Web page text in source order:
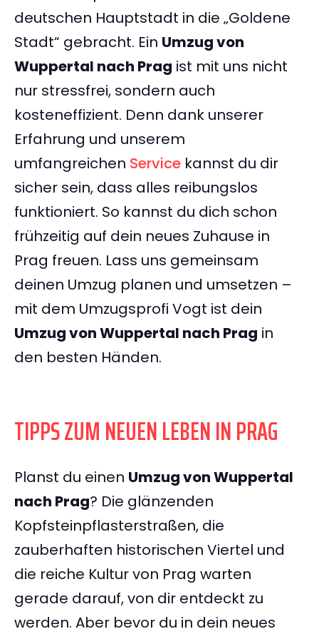
deutschen Hauptstadt in die „Goldene
Stadt“ gebracht. Ein Umzug von
Wuppertal nach Prag ist mit uns nicht
nur stressfrei, sondern auch
kosteneffizient. Denn dank unserer
Erfahrung und unserem
umfangreichen Service kannst du dir
sicher sein, dass alles reibungslos
funktioniert. So kannst du dich schon
frühzeitig auf dein neues Zuhause in
Prag freuen. Lass uns gemeinsam
deinen Umzug planen und umsetzen –
mit dem Umzugsprofi Vogt ist dein
Umzug von Wuppertal nach Prag in
den besten Händen.
TIPPS ZUM NEUEN LEBEN IN PRAG
Planst du einen Umzug von Wuppertal
nach Prag? Die glänzenden
Kopfsteinpflasterstraßen, die
zauberhaften historischen Viertel und
die reiche Kultur von Prag warten
gerade darauf, von dir entdeckt zu
werden. Aber bevor du in dein neues